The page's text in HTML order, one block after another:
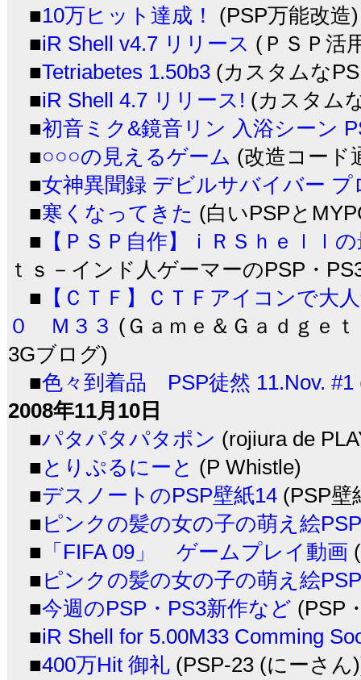
■10万ヒット達成！
(PSP万能改造)
■iR Shell v4.7 リリース (ＰＳＰ活
■Tetriabetes 1.50b3 (カスタムな
■iR Shell 4.7 リリース! (カスタム
■初音ミク&鏡音リン 入浴シーン
■○○○の見えるゲーム (改造コード
■女神異聞録 デビルサバイバー
■寒くなってきた (白いPSPと
■ 【ＰＳＰ自作】ｉＲＳｈｅｌｌ
ｔｓ－インド人ゲーマーのPSP・
■ 【ＣＴＦ】ＣＴＦアイコンで
０ Ｍ３３ (Ｇａｍｅ＆Ｇａｄｇｅ
3Gブログ)
■色々到着品 PSP徒然 11.Nov. #1
2008年11月10日
■パタパタパタポン (rojiura de
■とりぷるにーと (P Whistle)
■デスノートのPSP壁紙14 (PSP壁
■ピンクの髪の女の子の萌え絵
■ 「FIFA 09」 ゲームプレイ動画
■ピンクの髪の女の子の萌え絵
■今週のPSP・PS3新作など (PSP
■iR Shell for 5.00M33 Comming
■400万Hit 御礼 (PSP-23 (にーさん